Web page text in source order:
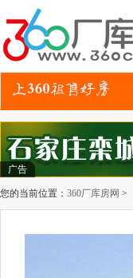
广告
您的当前位置： 360厂库房网 >